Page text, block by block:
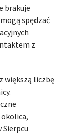
brakuje
spędzać
z
większą liczbę
Sierpcu